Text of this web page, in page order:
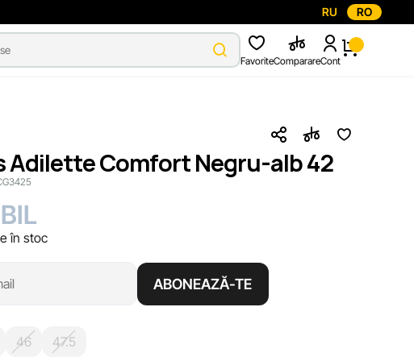
RU RO
FavoriteComparareCont
Adilette Comfort Negru-alb 42
în stoc
ABONEAZĂ-TE
46
47.5